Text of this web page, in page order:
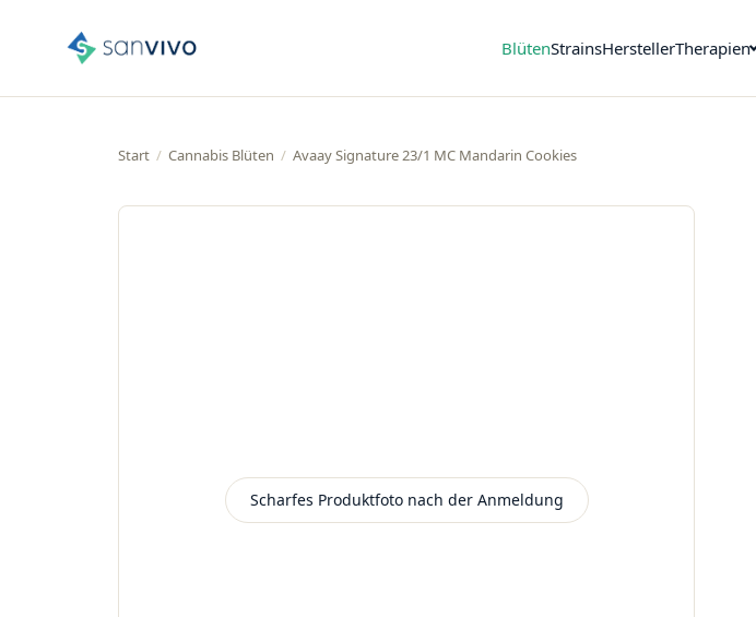
BlütenStrainsHerstellerTherapien
Start / Cannabis Blüten / Avaay Signature 23/1 MC Mandarin Cookies
Scharfes Produktfoto nach der Anmeldung